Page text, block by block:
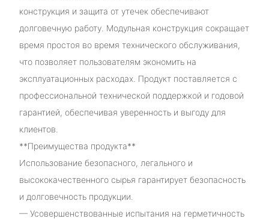
конструкция и защита от утечек обеспечивают
долговечную работу. Модульная конструкция сокращает
время простоя во время технического обслуживания,
что позволяет пользователям экономить на
эксплуатационных расходах. Продукт поставляется с
профессиональной технической поддержкой и годовой
гарантией, обеспечивая уверенность и выгоду для
клиентов.
**Преимущества продукта**
Использование безопасного, легального и
высококачественного сырья гарантирует безопасность
и долговечность продукции.
— Усовершенствованные испытания на герметичность